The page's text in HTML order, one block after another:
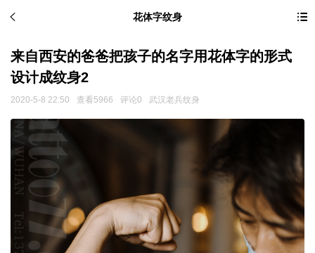
花体字纹身
来自西安的爸爸把孩子的名字用花体字的形式
设计成纹身2
2020-5-8 22:50 查看5966 评论0 武汉老兵纹身